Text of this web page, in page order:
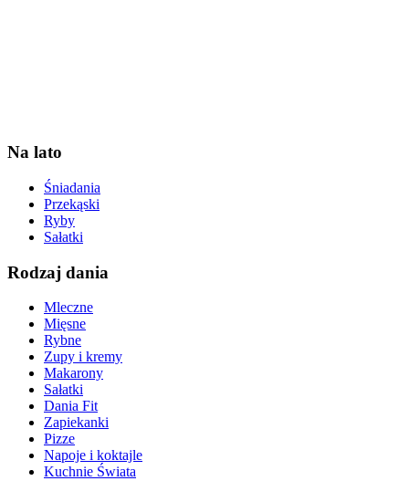
Na lato
Śniadania
Przekąski
Ryby
Sałatki
Rodzaj dania
Mleczne
Mięsne
Rybne
Zupy i kremy
Makarony
Sałatki
Dania Fit
Zapiekanki
Pizze
Napoje i koktajle
Kuchnie Świata